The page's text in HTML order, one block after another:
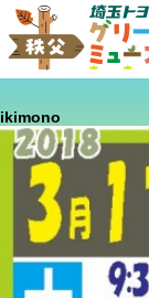
ikimono